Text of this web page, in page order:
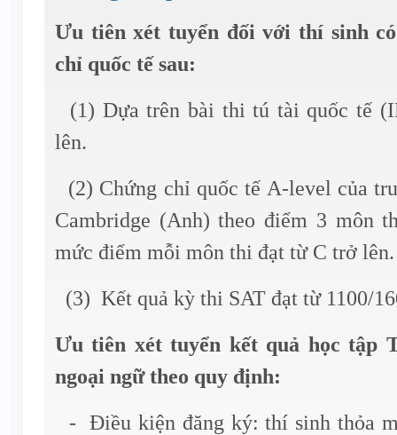
Ưu tiên xét tuyển đối với thí sinh
chỉ quốc tế sau:
(1) Dựa trên bài thi tú tài quốc tế
lên.
(2) Chứng chỉ quốc tế A-level của
Cambridge (Anh) theo điểm 3 môn
mức điểm mỗi môn thi đạt từ C trở lên.
(3) Kết quả kỳ thi SAT đạt từ 1100/
Ưu tiên xét tuyển kết quả học tập
ngoại ngữ theo quy định:
- Điều kiện đăng ký: thí sinh thỏa